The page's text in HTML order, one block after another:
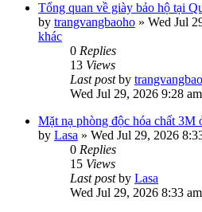
Tổng quan về giày bảo hộ tại
by trangvangbaoho » Wed Jul
khác
0 Replies
13 Views
Last postby
Wed Jul 29, 2026 9:28 am
Mặt nạ phòng độc hóa chất 3M
by Lasa » Wed Jul 29, 2026
0 Replies
15 Views
Last postby Lasa
Wed Jul 29, 2026 8:33 am